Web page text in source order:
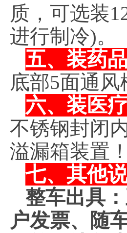
质，可选装
进行制冷)。
五、装药
底部5面通
六、装医
不锈钢封闭
溢漏箱装置！
七、其他
整车出具
户发票、随